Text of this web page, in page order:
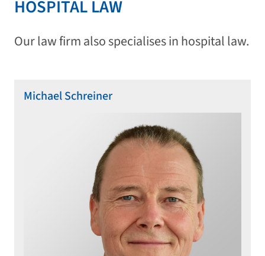
HOSPITAL LAW
Our law firm also specialises in hospital law.
Michael Schreiner